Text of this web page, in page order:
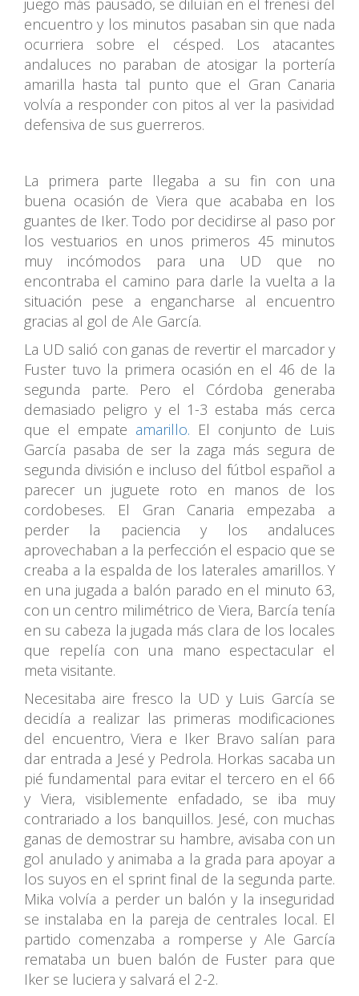
encuentro y los minutos pasaban sin que nada
ocurriera sobre el césped. Los atacantes
andaluces no paraban de atosigar la portería
amarilla hasta tal punto que el Gran Canaria
volvía a responder con pitos al ver la pasividad
defensiva de sus guerreros.
La primera parte llegaba a su fin con una
buena ocasión de Viera que acababa en los
guantes de Iker. Todo por decidirse al paso por
los vestuarios en unos primeros 45 minutos
muy incómodos para una UD que no
encontraba el camino para darle la vuelta a la
situación pese a engancharse al encuentro
gracias al gol de Ale García.
La UD salió con ganas de revertir el marcador y
Fuster tuvo la primera ocasión en el 46 de la
segunda parte. Pero el Córdoba generaba
demasiado peligro y el 1-3 estaba más cerca
que el empate amarillo. El conjunto de Luis
García pasaba de ser la zaga más segura de
segunda división e incluso del fútbol español a
parecer un juguete roto en manos de los
cordobeses. El Gran Canaria empezaba a
perder la paciencia y los andaluces
aprovechaban a la perfección el espacio que se
creaba a la espalda de los laterales amarillos. Y
en una jugada a balón parado en el minuto 63,
con un centro milimétrico de Viera, Barcía tenía
en su cabeza la jugada más clara de los locales
que repelía con una mano espectacular el
meta visitante.
Necesitaba aire fresco la UD y Luis García se
decidía a realizar las primeras modificaciones
del encuentro, Viera e Iker Bravo salían para
dar entrada a Jesé y Pedrola. Horkas sacaba un
pié fundamental para evitar el tercero en el 66
y Viera, visiblemente enfadado, se iba muy
contrariado a los banquillos. Jesé, con muchas
ganas de demostrar su hambre, avisaba con un
gol anulado y animaba a la grada para apoyar a
los suyos en el sprint final de la segunda parte.
Mika volvía a perder un balón y la inseguridad
se instalaba en la pareja de centrales local. El
partido comenzaba a romperse y Ale García
remataba un buen balón de Fuster para que
Iker se luciera y salvará el 2-2.